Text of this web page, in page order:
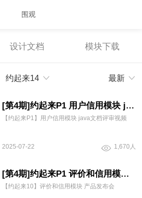
围观
设计文档 模块下载
约起来14 最新
[第4期]约起来P1 用户信用模块 java文档评审视频
【约起来P1】用户信用模块 java文档评审视频
2025-07-22 1,670人
[第4期]约起来P1 评价和信用模块 产品发布会
【约起来10】评价和信用模块 产品发布会